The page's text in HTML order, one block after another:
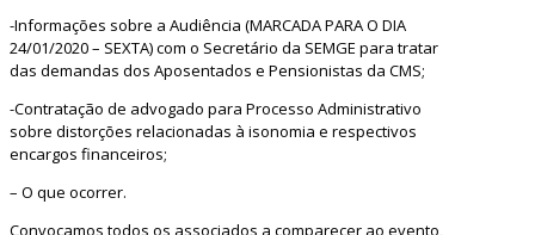
-Informações sobre a Audiência (MARCADA PARA O DIA
24/01/2020 – SEXTA) com o Secretário da SEMGE para tratar
das demandas dos Aposentados e Pensionistas da CMS;
-Contratação de advogado para Processo Administrativo
sobre distorções relacionadas à isonomia e respectivos
encargos financeiros;
– O que ocorrer.
Convocamos todos os associados a comparecer ao evento,